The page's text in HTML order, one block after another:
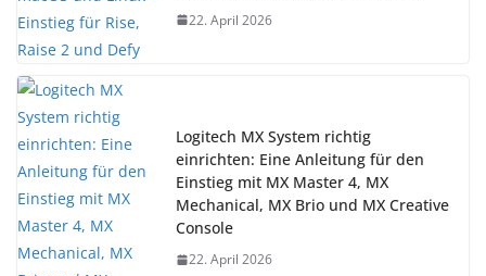
22. April 2026
Logitech MX System richtig
einrichten: Eine Anleitung für den
Einstieg mit MX Master 4, MX
Mechanical, MX Brio und MX Creative
Console
22. April 2026